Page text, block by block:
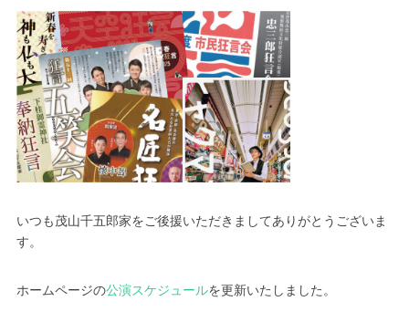
いつも茂山千五郎家をご後援いただきましてありがとうございま
す。
ホームページの公演スケジュールを更新いたしました。